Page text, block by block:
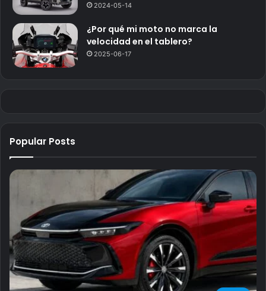
2024-05-14
¿Por qué mi moto no marca la
velocidad en el tablero?
2025-06-17
Popular Posts